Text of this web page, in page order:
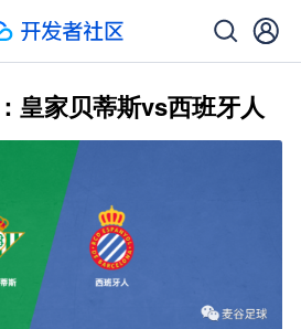
皇家贝蒂斯vs西班牙人